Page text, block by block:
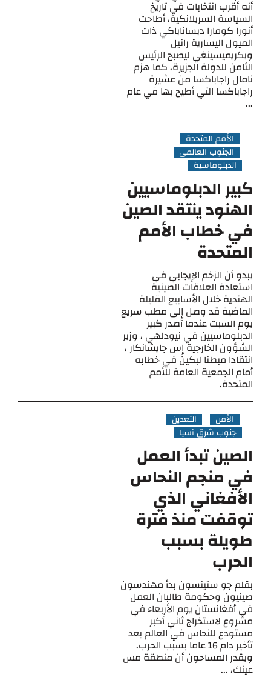
أنه أقرب انتخابات في تاريخ
السياسة السريلانكية، أطاحت
أنورا كومارا ديساناياكي ذات
الميول اليسارية رانيل
ويكريميسينغي ليصبح الرئيس
الثامن للدولة الجزيرة، كما هزم
نامال راجاباكسا من عشيرة
راجاباكسا التي أطيح بها في عام
...
الأمم المتحدة
الجنوب العالمي
الدبلوماسية
كبير الدبلوماسيين
الهنود ينتقد الصين
في خطاب الأمم
المتحدة
يبدو أن الزخم الإيجابي في
استعادة العلاقات الصينية
الهندية خلال الأسابيع القليلة
الماضية قد وصل إلى مطب سريع
يوم السبت عندما أصدر كبير
الدبلوماسيين في نيودلهي ، وزير
الشؤون الخارجية إس جايشانكار ،
انتقادا مبطنا لبكين في خطابه
أمام الجمعية العامة للأمم
المتحدة.
الأمن
التعدين
جنوب شرق آسيا
الصين تبدأ العمل
في منجم النحاس
الأفغاني الذي
توقفت منذ فترة
طويلة بسبب
الحرب
بقلم جو ستينسون بدأ مهندسون
صينيون وحكومة طالبان العمل
في أفغانستان يوم الأربعاء في
مشروع لاستخراج ثاني أكبر
مستودع للنحاس في العالم بعد
تأخير دام 16 عاما بسبب الحرب.
ويقدر المساحون أن منطقة مس
عينك، ...